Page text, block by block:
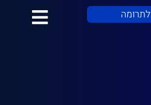
לתרומה